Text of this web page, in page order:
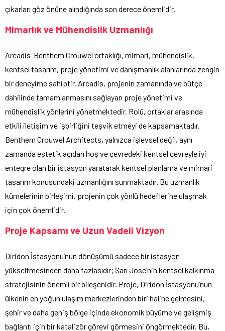
çıkarları göz önüne alındığında son derece önemlidir.
Mimarlık ve Mühendislik Uzmanlığı
Arcadis-Benthem Crouwel ortaklığı, mimari, mühendislik,
kentsel tasarım, proje yönetimi ve danışmanlık alanlarında zengin
bir deneyime sahiptir. Arcadis, projenin zamanında ve bütçe
dahilinde tamamlanmasını sağlayan proje yönetimi ve
mühendislik yönlerini yönetmektedir. Rolü, ortaklar arasında
etkili iletişim ve işbirliğini teşvik etmeyi de kapsamaktadır.
Benthem Crouwel Architects, yalnızca işlevsel değil, aynı
zamanda estetik açıdan hoş ve çevredeki kentsel çevreyle iyi
entegre olan bir istasyon yaratarak kentsel planlama ve mimari
tasarım konusundaki uzmanlığını sunmaktadır. Bu uzmanlık
kümelerinin birleşimi, projenin çok yönlü hedeflerine ulaşmak
için çok önemlidir.
Proje Kapsamı ve Uzun Vadeli Vizyon
Diridon İstasyonu’nun dönüşümü sadece bir istasyon
yükseltmesinden daha fazlasıdır; San Jose’nin kentsel kalkınma
stratejisinin önemli bir bileşenidir. Proje, Diridon İstasyonu’nun
ülkenin en yoğun ulaşım merkezlerinden biri haline gelmesini,
şehir ve daha geniş bölge içinde ekonomik büyüme ve gelişmiş
bağlantı için bir katalizör görevi görmesini öngörmektedir. Bu,